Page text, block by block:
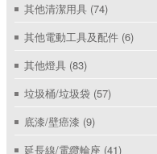
其他清潔用具 (74)
其他電動工具及配件 (6)
其他燈具 (83)
垃圾桶/垃圾袋 (57)
底漆/壁癌漆 (9)
延長線/電纜輪座 (41)